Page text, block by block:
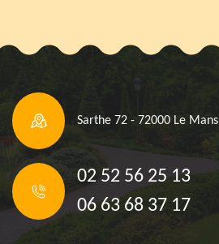
Sarthe 72 - 72000 Le Mans
02 52 56 25 13
06 63 68 37 17